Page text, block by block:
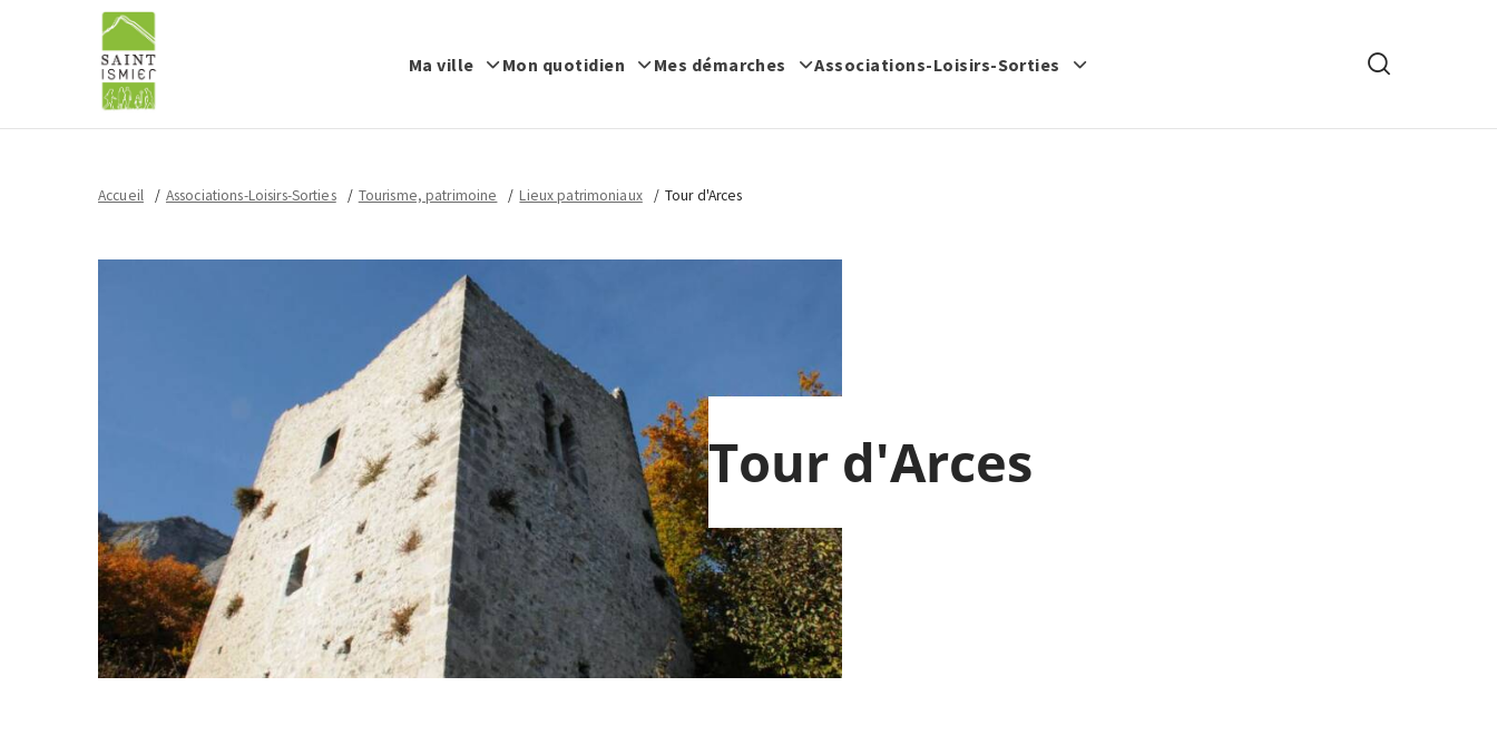
Ma ville Mon quotidien Mes démarches Associations-Loisirs-Sorties Rechercher
Accueil Associations-Loisirs-Sorties Tourisme, patrimoine Lieux patrimoniaux Tour d'Arces
Tour d'Arces